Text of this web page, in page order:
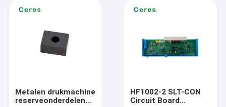
Offsetdrukinkt
UV-offsetinkt
Offsetdrukplaten
Metalen drukmachine
reserveonderdelen
HF1002-2 SLT-CON
Circuit Board